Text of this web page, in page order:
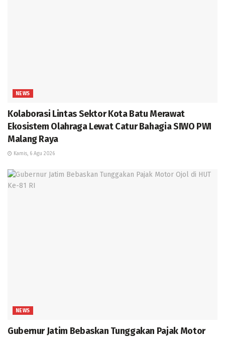
NEWS
Kolaborasi Lintas Sektor Kota Batu Merawat
Ekosistem Olahraga Lewat Catur Bahagia SIWO PWI
Malang Raya
Kamis, 6 Agu 2026
NEWS
Gubernur Jatim Bebaskan Tunggakan Pajak Motor